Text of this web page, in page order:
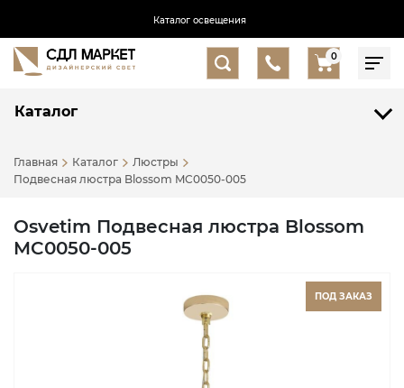
Каталог освещения
0
Каталог
Главная Каталог
Люстры
Подвесная люстра Blossom MC0050-005
Osvetim Подвесная люстра Blossom
MC0050-005
ПОД ЗАКАЗ